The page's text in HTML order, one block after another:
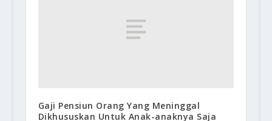
Gaji Pensiun Orang Yang Meninggal
Dikhususkan Untuk Anak-anaknya Saja